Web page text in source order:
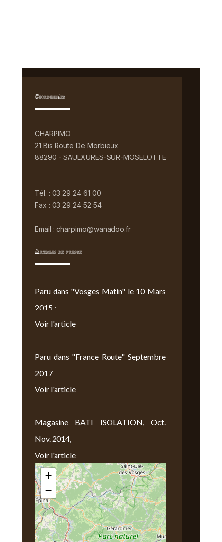
Coordonnées
CHARPIMO
21 Bis Route De Morbieux
88290 - SAULXURES-SUR-MOSELOTTE
Tél. : 03 29 24 61 00
Fax : 03 29 24 52 54
Email : charpimo@wanadoo.fr
Articles de presse
Paru dans "Vosges Matin" le 10 Mars
2015 :
Voir l'article
Paru dans "France Route" Septembre
2017
Voir l'article
Magasine BATI ISOLATION, Oct.
Nov. 2014,
Voir l'article
Nous Trouver
+
−